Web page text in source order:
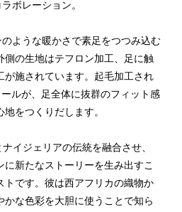
ボレーション。
ような暖かさで素足をつつみ込む
側の生地はテフロン加工、足に触
が施されています。起毛加工され
ルが、足全体に抜群のフィット感
をつくりだします。
イジェリアの伝統を融合させ、
に新たなストーリーを生み出すこ
トです。彼は西アフリカの織物か
かな色彩を大胆に使うことで知ら